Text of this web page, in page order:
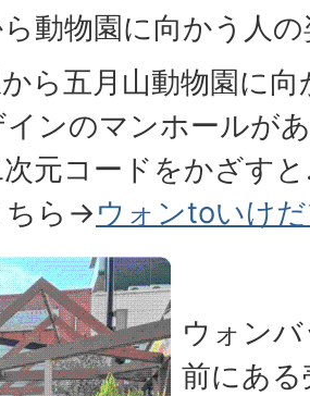
動物園に向かう人
ら五月山動物園に
ンのマンホールが
元コードをかざす
ちら→ウォンtoいけ
ウォン
前にあ